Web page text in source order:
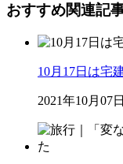
おすすめ関連記
10月17日は宅
2021年10月07日